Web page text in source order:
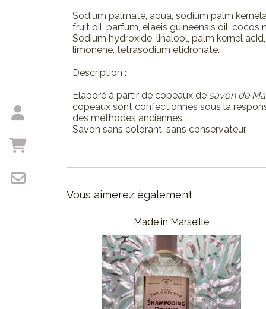
Sodium palmate, aqua, sodium palm
fruit oil, parfum, elaeis guineensis oil, cocos
Sodium hydroxide, linalool, palm kernel
limonene, tetrasodium etidronate.
Description :
Elaboré à partir de copeaux de savon de
copeaux sont confectionnés sous la
des méthodes anciennes.
Savon sans colorant, sans conservateur.
Vous aimerez également